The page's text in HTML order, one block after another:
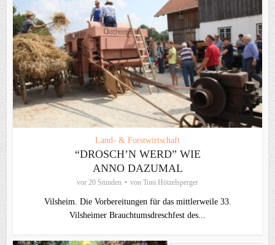
Land- & Forstwirtschaft
“DROSCH’N WERD” WIE
ANNO DAZUMAL
vor 20 Stunden von Toni Hötzelsperger
Vilsheim. Die Vorbereitungen für das mittlerweile 33.
Vilsheimer Brauchtumsdreschfest des...